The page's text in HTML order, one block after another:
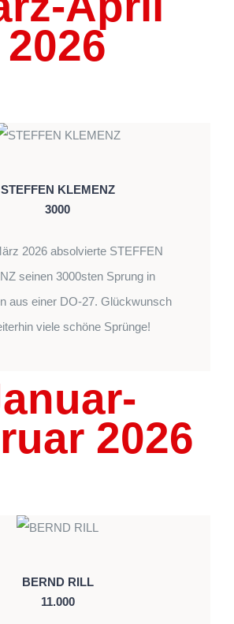
2026
STEFFEN KLEMENZ
3000
2026 absolvierte STEFFEN
seinen 3000sten Sprung in
aus einer DO-27. Glückwunsch
viele schöne Sprünge!
2026
BERND RILL
11.000